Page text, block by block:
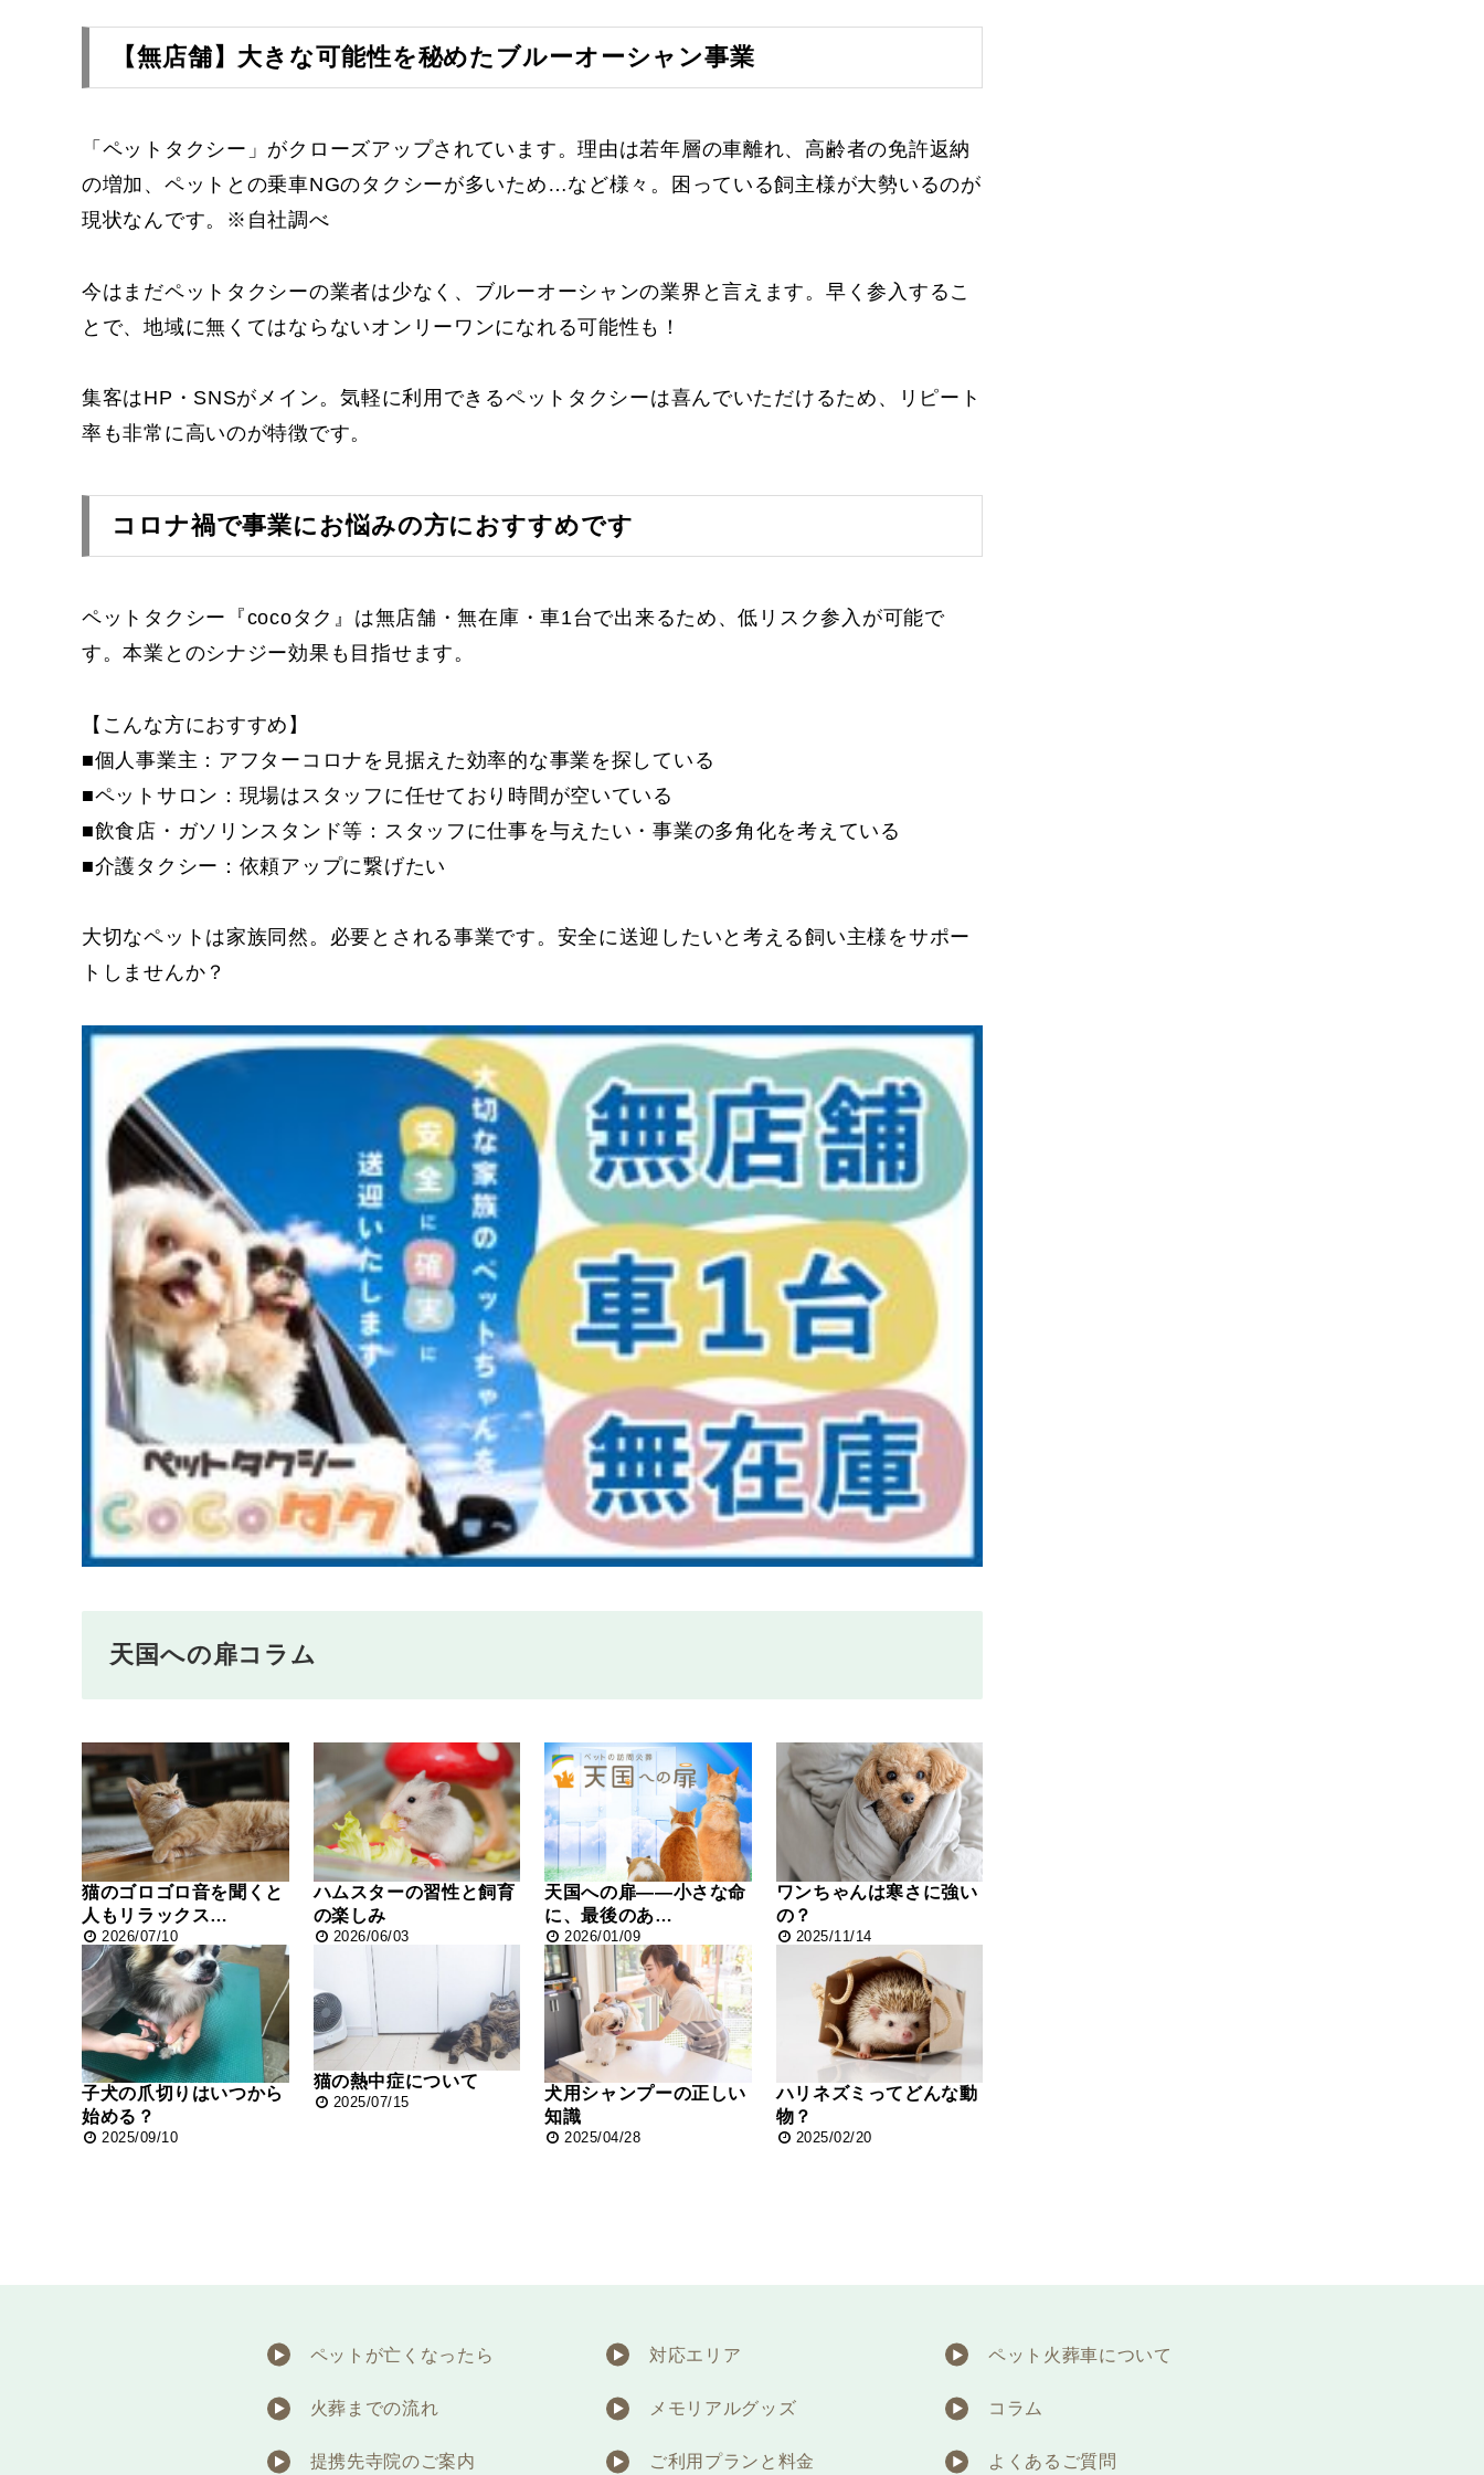
【無店舗】大きな可能性を秘めたブルーオーシャン事業
「ペットタクシー」がクローズアップされています。理由は若年層の車離れ、高齢者の免許返納
の増加、ペットとの乗車NGのタクシーが多いため…など様々。困っている飼主様が大勢いるのが
現状なんです。※自社調べ
今はまだペットタクシーの業者は少なく、ブルーオーシャンの業界と言えます。早く参入するこ
とで、地域に無くてはならないオンリーワンになれる可能性も！
集客はHP・SNSがメイン。気軽に利用できるペットタクシーは喜んでいただけるため、リピート
率も非常に高いのが特徴です。
コロナ禍で事業にお悩みの方におすすめです
ペットタクシー『cocoタク』は無店舗・無在庫・車1台で出来るため、低リスク参入が可能で
す。本業とのシナジー効果も目指せます。
【こんな方におすすめ】
■個人事業主：アフターコロナを見据えた効率的な事業を探している
■ペットサロン：現場はスタッフに任せており時間が空いている
■飲食店・ガソリンスタンド等：スタッフに仕事を与えたい・事業の多角化を考えている
■介護タクシー：依頼アップに繋げたい
大切なペットは家族同然。必要とされる事業です。安全に送迎したいと考える飼い主様をサポー
トしませんか？
天国への扉コラム
猫のゴロゴロ音を聞くと
人もリラックス…
2026/07/10
ハムスターの習性と飼育
の楽しみ
2026/06/03
天国への扉――小さな命
に、最後のあ…
2026/01/09
ワンちゃんは寒さに強い
の？
2025/11/14
子犬の爪切りはいつから
始める？
2025/09/10
猫の熱中症について
2025/07/15
犬用シャンプーの正しい
知識
2025/04/28
ハリネズミってどんな動
物？
2025/02/20
ペットが亡くなったら 対応エリア ペット火葬車について
火葬までの流れ メモリアルグッズ コラム
提携先寺院のご案内 ご利用プランと料金 よくあるご質問